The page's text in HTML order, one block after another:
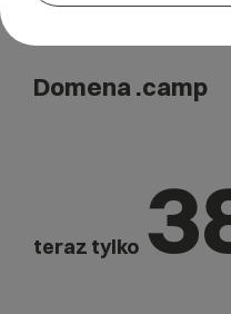
Domena .camp
teraz tylko